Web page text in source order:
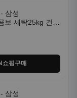
삼성
보 세탁25kg 건조
쇼핑구매
삼성